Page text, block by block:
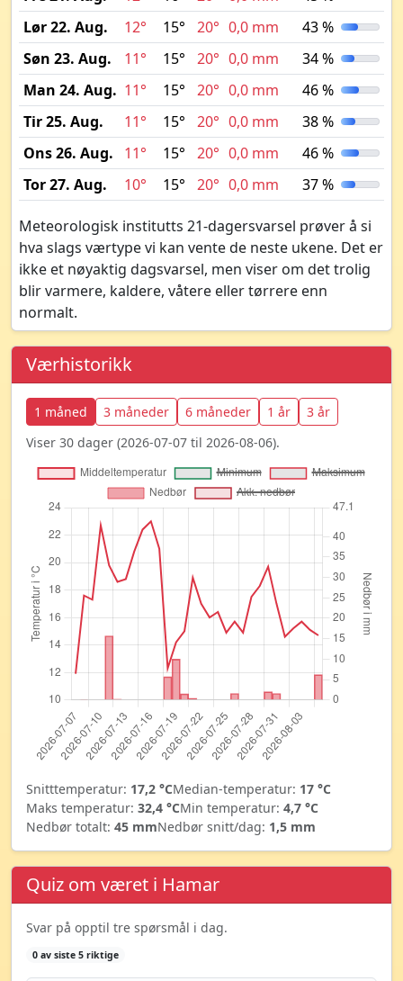
Lør 22. Aug.
12° 15° 20° 0,0 mm
43 %
Søn 23. Aug.
11° 15° 20° 0,0 mm
34 %
Man 24. Aug. 11° 15° 20° 0,0 mm
46 %
Tir 25. Aug.
11° 15° 20° 0,0 mm
38 %
Ons 26. Aug.
11° 15° 20° 0,0 mm
46 %
Tor 27. Aug.
10° 15° 20° 0,0 mm 37 %
Meteorologisk institutts 21-dagersvarsel prøver å si
hva slags værtype vi kan vente de neste ukene. Det er
ikke et nøyaktig dagsvarsel, men viser om det trolig
blir varmere, kaldere, våtere eller tørrere enn
normalt.
Værhistorikk
1 måned 3 måneder 6 måneder 1 år
3 år
Viser 30 dager (2026-07-07 til 2026-08-06).
Snitttemperatur: 17,2 °CMedian-temperatur: 17 °C
Maks temperatur: 32,4 °CMin temperatur: 4,7 °C
Nedbør totalt: 45 mmNedbør snitt/dag: 1,5 mm
Quiz om været i Hamar
Svar på opptil tre spørsmål i dag.
0 av siste 5 riktige